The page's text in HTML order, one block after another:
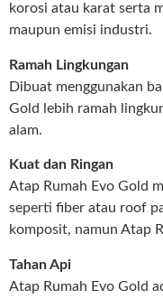
korosi atau karat serta
maupun emisi industri.
Ramah Lingkungan
Dibuat menggunakan
Gold lebih ramah
alam.
Kuat dan Ringan
Atap Rumah Evo Gold
seperti fiber atau roof
komposit, namun Atap
Tahan Api
Atap Rumah Evo Gold